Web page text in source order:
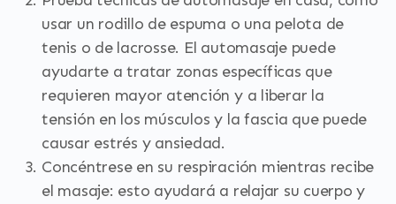
usar un rodillo de espuma o una pelota de
tenis o de lacrosse. El automasaje puede
ayudarte a tratar zonas específicas que
requieren mayor atención y a liberar la
tensión en los músculos y la fascia que puede
causar estrés y ansiedad.
Concéntrese en su respiración mientras recibe
el masaje: esto ayudará a relajar su cuerpo y